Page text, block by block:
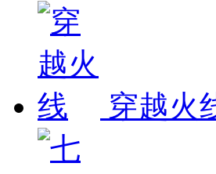
穿越火